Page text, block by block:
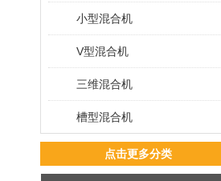
小型混合机
V型混合机
三维混合机
槽型混合机
点击更多分类